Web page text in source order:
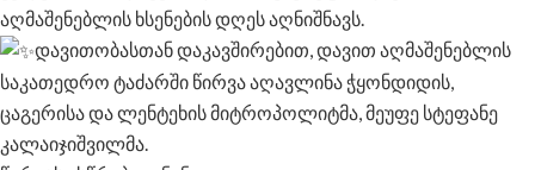
აღმაშენებლის ხსენების დღეს აღნიშნავს.
დავითობასთან დაკავშირებით, დავით აღმაშენებლის
საკათედრო ტაძარში წირვა აღავლინა ჭყონდიდის,
ცაგერისა და ლენტეხის მიტროპოლიტმა, მეუფე სტეფანე
კალაიჯიშვილმა.